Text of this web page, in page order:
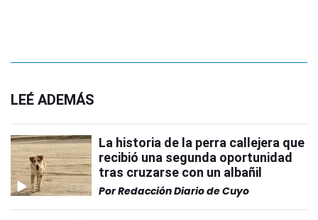
LEÉ ADEMÁS
La historia de la perra callejera que
recibió una segunda oportunidad
tras cruzarse con un albañil
PorRedacción Diario de Cuyo